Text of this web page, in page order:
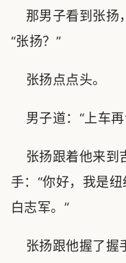
那男子看到张扬
“张扬？”
张扬点点头。
男子道：“上车再
张扬跟着他来到
手：“你好，我是
白志军。”
张扬跟他握了握